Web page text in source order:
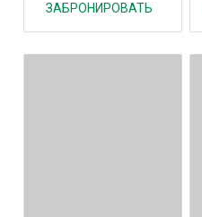
ЗАБРОНИРОВАТЬ